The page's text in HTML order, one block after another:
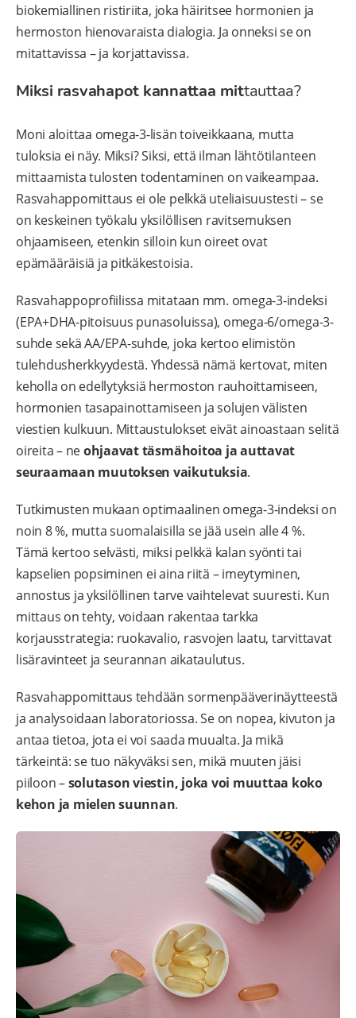
biokemiallinen ristiriita, joka häiritsee hormonien ja
hermoston hienovaraista dialogia. Ja onneksi se on
mitattavissa – ja korjattavissa.
Miksi rasvahapot kannattaa mittauttaa?
Moni aloittaa omega-3-lisän toiveikkaana, mutta
tuloksia ei näy. Miksi? Siksi, että ilman lähtötilanteen
mittaamista tulosten todentaminen on vaikeampaa.
Rasvahappomittaus ei ole pelkkä uteliaisuustesti – se
on keskeinen työkalu yksilöllisen ravitsemuksen
ohjaamiseen, etenkin silloin kun oireet ovat
epämääräisiä ja pitkäkestoisia.
Rasvahappoprofiilissa mitataan mm. omega-3-indeksi
(EPA+DHA-pitoisuus punasoluissa), omega-6/omega-3-
suhde sekä AA/EPA-suhde, joka kertoo elimistön
tulehdusherkkyydestä. Yhdessä nämä kertovat, miten
keholla on edellytyksiä hermoston rauhoittamiseen,
hormonien tasapainottamiseen ja solujen välisten
viestien kulkuun. Mittaustulokset eivät ainoastaan selitä
oireita – neohjaavat täsmähoitoa ja auttavat
seuraamaan muutoksen vaikutuksia.
Tutkimusten mukaan optimaalinen omega-3-indeksi on
noin 8 %, mutta suomalaisilla se jää usein alle 4 %.
Tämä kertoo selvästi, miksi pelkkä kalan syönti tai
kapselien popsiminen ei aina riitä – imeytyminen,
annostus ja yksilöllinen tarve vaihtelevat suuresti. Kun
mittaus on tehty, voidaan rakentaa tarkka
korjausstrategia: ruokavalio, rasvojen laatu, tarvittavat
lisäravinteet ja seurannan aikataulutus.
Rasvahappomittaus tehdään sormenpääverinäytteestä
ja analysoidaan laboratoriossa. Se on nopea, kivuton ja
antaa tietoa, jota ei voi saada muualta. Ja mikä
tärkeintä: se tuo näkyväksi sen, mikä muuten jäisi
piiloon –solutason viestin, joka voi muuttaa koko
kehon ja mielen suunnan.